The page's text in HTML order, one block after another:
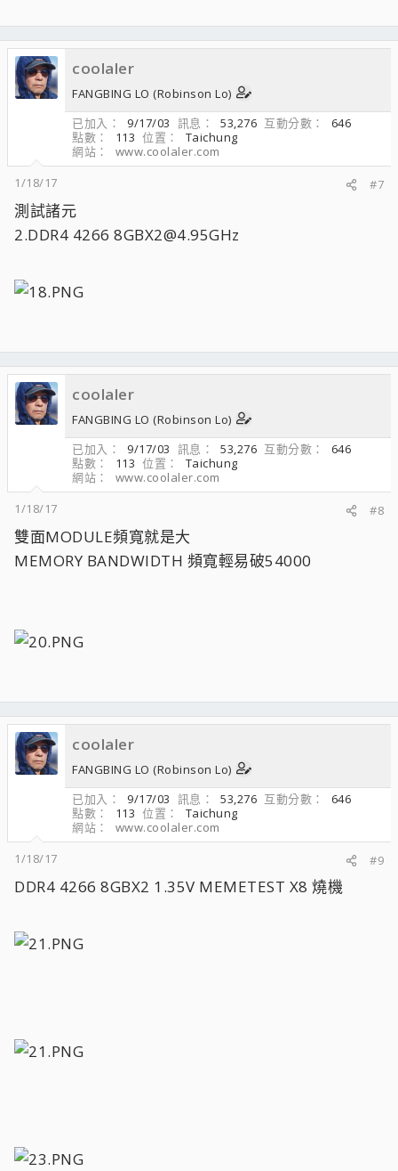
coolaler
FANGBING LO (Robinson Lo)
已加入
9/17/03 訊息 53,276 互動分數
646
點數
113 位置
Taichung
網站
www.coolaler.com
1/18/17
#7
測試諸元
2.DDR4 4266 8GBX2@4.95GHz
coolaler
FANGBING LO (Robinson Lo)
已加入
9/17/03 訊息 53,276 互動分數
646
點數
113 位置
Taichung
網站
www.coolaler.com
1/18/17
#8
雙面MODULE頻寬就是大
MEMORY BANDWIDTH 頻寬輕易破54000
coolaler
FANGBING LO (Robinson Lo)
已加入
9/17/03 訊息 53,276 互動分數
646
點數
113 位置
Taichung
網站
www.coolaler.com
1/18/17
#9
DDR4 4266 8GBX2 1.35V MEMETEST X8 燒機